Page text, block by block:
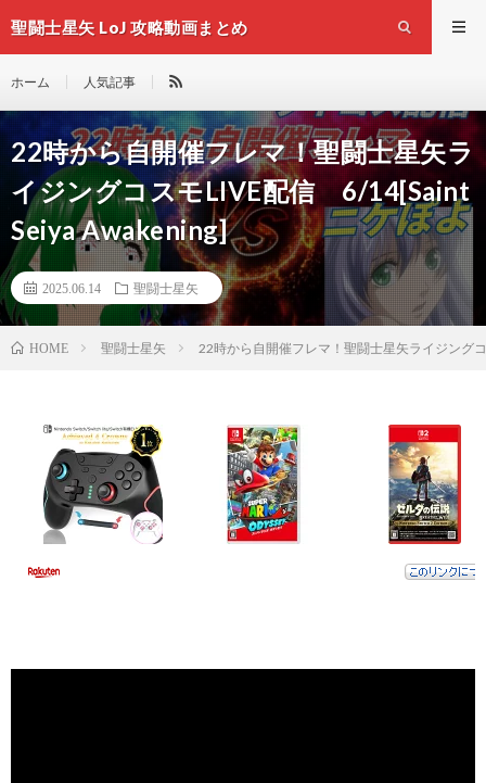
聖闘士星矢 LoJ 攻略動画まとめ
ホーム 人気記事
22時から自開催フレマ！聖闘士星矢ラ
イジングコスモLIVE配信 6/14[Saint
Seiya Awakening]
2025.06.14 聖闘士星矢
HOME 聖闘士星矢 22時から自開催フレマ！聖闘士星矢ライジング